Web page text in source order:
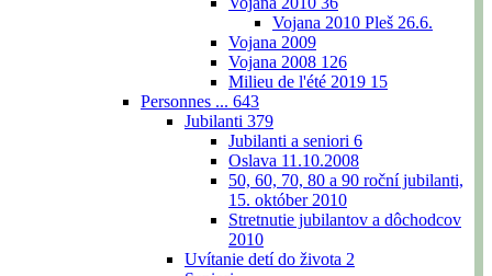
Vojana 2010 Pleš 26.6.
Vojana 2009
Vojana 2008 126
Milieu de l'été 2019 15
Personnes ... 643
Jubilanti 379
Jubilanti a seniori 6
Oslava 11.10.2008
50, 60, 70, 80 a 90 roční jubilanti,
15. október 2010
Stretnutie jubilantov a dôchodcov
2010
Uvítanie detí do života 2